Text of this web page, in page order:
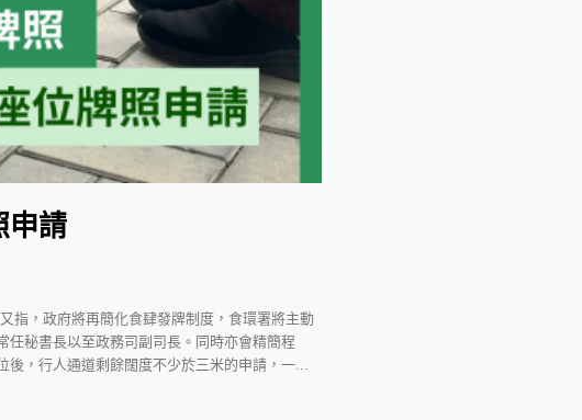
申請
指，政府將再簡化食肆發牌制度，食環署將主動
秘書長以至政務司副司長。同時亦會精簡程
後，行人通道剩餘闊度不少於三米的申請，一...